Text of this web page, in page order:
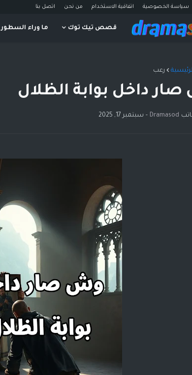
سياسة الخصوصية اتفاقية الاستخدام من نحن اتصل بنا
قصص تيك توك ما وراء السطور
رعب
داخل بوابة الظلال
Dramasod
- سبتمبر 17, 2025